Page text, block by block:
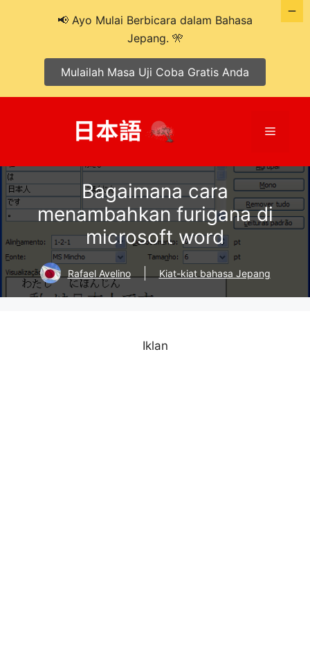
Menu
Bagaimana cara
menambahkan furigana di
microsoft word
Rafael Avelino Kiat-kiat bahasa Jepang
Iklan
📢 Ayo Mulai Berbicara dalam Bahasa
Jepang. 🎌
Mulailah Masa Uji Coba Gratis Anda